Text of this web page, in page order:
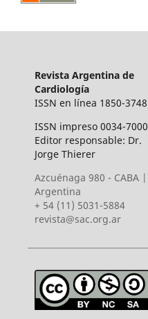
Revista Argentina de
Cardiología
ISSN en línea 1850-3748
ISSN impreso 0034-7000
Editor responsable: Dr.
Jorge Thierer
Azcuénaga 980 - CABA |
Argentina
+ 54 (11) 5031-5884
revista@sac.org.ar